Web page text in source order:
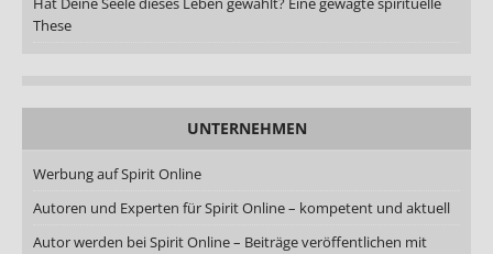
These
UNTERNEHMEN
Werbung auf Spirit Online
Autoren und Experten für Spirit Online – kompetent und aktuell
Autor werden bei Spirit Online – Beiträge veröffentlichen mit